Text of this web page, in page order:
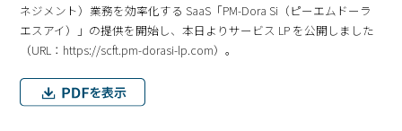
ネジメント）業務を効率化する SaaS「PM-Dora Si（ピーエムドーラ
エスアイ）」の提供を開始し、本日よりサービス LP を公開しました
（URL：https://scft.pm-dorasi-lp.com）。